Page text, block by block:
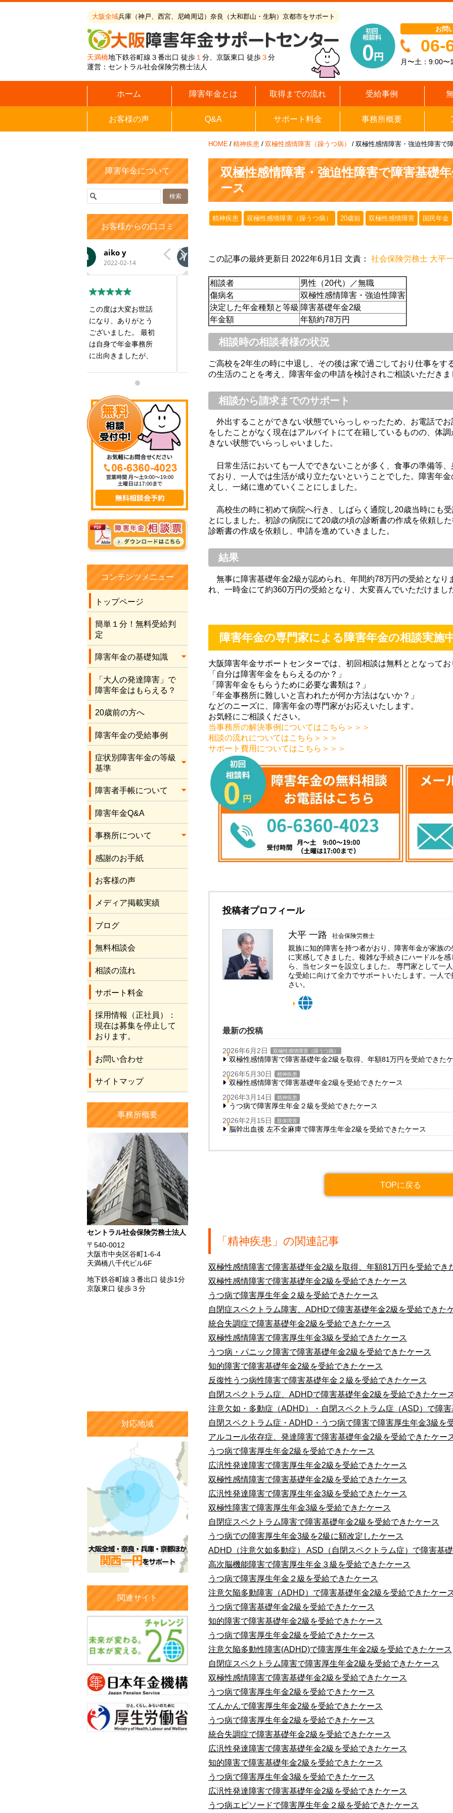
大阪全域兵庫（神戸、西宮、尼崎周辺）奈良（大和郡山・生駒）京都市をサポート
天満橋地下鉄谷町線３番出口 徒歩１分、京阪東口 徒歩３分
運営：セントラル社会保険労務士法人
お問
06-
月〜土：9:00
ホーム 障害年金とは 取得までの流れ 受給事例
お客様の声 Q&A サポート料金 事務所概要
HOME / 精神疾患 / 双極性感情障害（躁うつ病） / 双極性感情障害・強迫性障害で
障害年金について
お客様からの口コミ
Ya Na
2019-12-16
今回の年金受給では
大変お世話になりま
した。私1人では全然
進まなかったとこ
ろ、スムーズに手続
しております。また
あるかと思いますが
何卒よろしくお願い
致します。本当にあ
りがとうございまし
た。
いちごみるく
2019-12-02
すごい丁寧で、とて
も良い社労士さんで
す！
2019-09-02
初めての障害年金の
申請で少し不安でし
たが、障害年金の種
類や手続きの流れや
に説明してもらい安
心して、また、個人
的に時間の都合が合
いにくい時も、調整
には大変感謝してま
す。ありがとうござ
いました。
M
2019-07-22
き、障害年金
感謝しており
もっと早く相
いればよかっ
します。
コンテンツメニュー
トップページ
簡単１分！無料受給判
定
障害年金の基礎知識
「大人の発達障害」で
障害年金はもらえる？
20歳前の方へ
障害年金の受給事例
症状別障害年金の等級
基準
障害者手帳について
障害年金Q&A
事務所について
感謝のお手紙
お客様の声
メディア掲載実績
ブログ
無料相談会
相談の流れ
サポート料金
採用情報（正社員）：
現在は募集を停止して
おります。
お問い合わせ
サイトマップ
事務所概要
セントラル社会保険労務士法人
〒540-0012
大阪市中央区谷町1-6-4
天満橋八千代ビル6F
地下鉄谷町線３番出口 徒歩1分
京阪東口 徒歩３分
対応地域
関連サイト
双極性感情障害・強迫性障害で障害基礎
ース
精神疾患 双極性感情障害（躁うつ病） 20歳前 双極性感情障害 国民年金
この記事の最終更新日 2022年6月1日 文責： 社会保険労務士 大平
相談者
男性（20代）／無職
傷病名
双極性感情障害・強迫性障害
決定した年金種類と等級 障害基礎年金2級
年金額
年額約78万円
相談時の相談者様の状況
ご高校を2年生の時に中退し、その後は家で過ごしており仕事をす
の生活のことを考え、障害年金の申請を検討されご相談いただきま
相談から請求までのサポート
外出することができない状態でいらっしゃったため、お電話で
をしたことがなく現在はアルバイトにて在籍しているものの、体
きない状態でいらっしゃいました。
日常生活においても一人でできないことが多く、食事の準備等
ており、一人では生活が成り立たないということでした。障害年
えし、一緒に進めていくことにしました。
高校生の時に初めて病院へ行き、しばらく通院し20歳当時にも
とにしました。初診の病院にて20歳の頃の診断書の作成を依頼し
診断書の作成を依頼し、申請を進めていきました。
結果
無事に障害基礎年金2級が認められ、年間約78万円の受給となり
れ、一時金にて約360万円の受給となり、大変喜んでいただけまし
障害年金の専門家による障害年金の相談実施
大阪障害年金サポートセンターでは、初回相談は無料ととなってお
「自分は障害年金をもらえるのか？」
「障害年金をもらうために必要な書類は？」
「年金事務所に難しいと言われたが何か方法はないか？」
などのニーズに、障害年金の専門家がお応えいたします。
お気軽にご相談ください。
当事務所の解決事例についてはこちら＞＞＞
相談の流れについてはこちら＞＞＞
サポート費用についてはこちら＞＞＞
投稿者プロフィール
大平 一路 社会保険労務士
親族に知的障害を持つ者がおり、障害年金が家族
に実感してきました。複雑な手続きにハードルを
ら、当センターを設立しました。 専門家として一
な受給に向けて全力でサポートいたします。一人
さい。
最新の投稿
2026年6月2日 双極性感情障害（躁うつ病）
双極性感情障害で障害基礎年金2級を取得、年額81万円を受給できた
2026年5月30日
精神疾患
双極性感情障害で障害基礎年金2級を受給できたケース
2026年3月14日
精神疾患
うつ病で障害厚生年金２級を受給できたケース
2026年2月15日
肢体障害
脳幹出血後 左不全麻痺で障害厚生年金2級を受給できたケース
TOPに戻る
「精神疾患」の関連記事
双極性感情障害で障害基礎年金2級を取得、年額81万円を受給でき
双極性感情障害で障害基礎年金2級を受給できたケース
うつ病で障害厚生年金２級を受給できたケース
自閉症スペクトラム障害、ADHDで障害基礎年金2級を受給できた
統合失調症で障害基礎年金2級を受給できたケース
双極性感情障害で障害厚生年金3級を受給できたケース
うつ病・パニック障害で障害基礎年金2級を受給できたケース
知的障害で障害基礎年金2級を受給できたケース
反復性うつ病性障害で障害基礎年金２級を受給できたケース
自閉スペクトラム症、ADHDで障害基礎年金2級を受給できたケー
注意欠如・多動症（ADHD）・自閉スペクトラム症（ASD）で障
自閉スペクトラム症・ADHD・うつ病で障害で障害厚生年金3級を
アルコール依存症、発達障害で障害基礎年金2級を受給できたケー
うつ病で障害厚生年金2級を受給できたケース
広汎性発達障害で障害厚生年金2級を受給できたケース
双極性感情障害で障害基礎年金2級を受給できたケース
広汎性発達障害で障害厚生年金3級を受給できたケース
双極性障害で障害厚生年金3級を受給できたケース
自閉症スペクトラム障害で障害基礎年金2級を受給できたケース
うつ病での障害厚生年金3級を2級に額改定したケース
ADHD（注意欠如多動症） ASD（自閉スペクトラム症）で障害基
高次脳機能障害で障害厚生年金３級を受給できたケース
うつ病で障害厚生年金２級を受給できたケース
注意欠陥多動障害（ADHD）で障害基礎年金2級を受給できたケー
うつ病で障害基礎年金2級を受給できたケース
知的障害で障害基礎年金2級を受給できたケース
うつ病で障害厚生年金2級を受給できたケース
注意欠陥多動性障害(ADHD)で障害厚生年金2級を受給できたケース
自閉症スペクトラム障害で障害厚生年金2級を受給できたケース
双極性感情障害で障害基礎年金2級を受給できたケース
うつ病で障害厚生年金2級を受給できたケース
てんかんで障害厚生年金2級を受給できたケース
うつ病で障害厚生年金2級を受給できたケース
統合失調症で障害基礎年金2級を受給できたケース
広汎性発達障害で障害基礎年金2級を受給できたケース
知的障害で障害基礎年金2級を受給できたケース
うつ病で障害厚生年金3級を受給できたケース
広汎性発達障害で障害基礎年金2級を受給できたケース
うつ病エピソードで障害厚生年金２級を受給できたケース